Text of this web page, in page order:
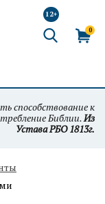
12+
0
способствование к
Библии.Из
Устава РБО 1813г.